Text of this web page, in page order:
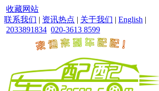
收藏网站
联系我们 | 资讯热点 | 关于我们 | English |
2033891834 020-3613 8599